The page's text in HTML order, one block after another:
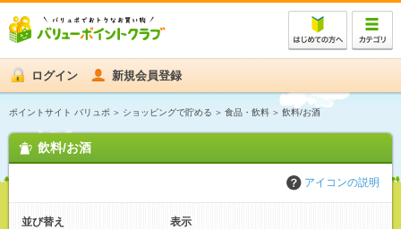
ログイン 新規会員登録
ポイントサイト バリュポ ショッピングで貯める 食品・飲料 飲料/お酒
飲料/お酒
アイコンの説明
並び替え
表示